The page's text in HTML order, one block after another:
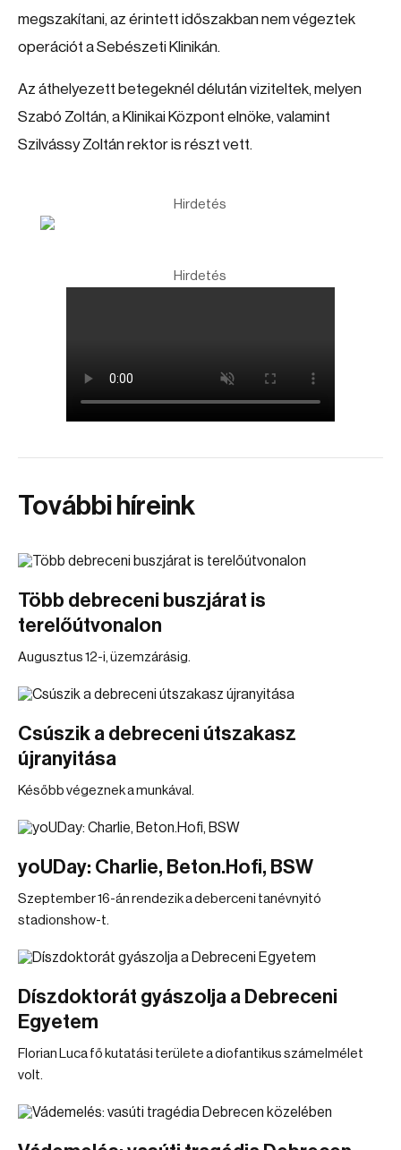
megszakítani, az érintett időszakban nem végeztek
operációt a Sebészeti Klinikán.
Az áthelyezett betegeknél délután viziteltek, melyen
Szabó Zoltán, a Klinikai Központ elnöke, valamint
Szilvássy Zoltán rektor is részt vett.
Hirdetés
Hirdetés
További híreink
Több debreceni buszjárat is
terelőútvonalon
Augusztus 12-i, üzemzárásig.
Csúszik a debreceni útszakasz
újranyitása
Később végeznek a munkával.
yoUDay: Charlie, Beton.Hofi, BSW
Szeptember 16-án rendezik a deberceni tanévnyitó
stadionshow-t.
Díszdoktorát gyászolja a Debreceni
Egyetem
Florian Luca fő kutatási területe a diofantikus számelmélet
volt.